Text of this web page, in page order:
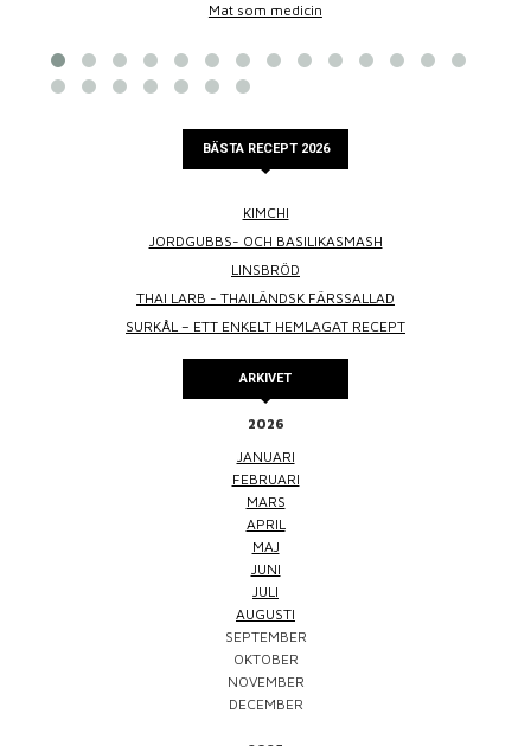
Mat som medicin
BÄSTA RECEPT 2026
KIMCHI
JORDGUBBS- OCH BASILIKASMASH
LINSBRÖD
THAI LARB - THAILÄNDSK FÄRSSALLAD
SURKÅL – ETT ENKELT HEMLAGAT RECEPT
ARKIVET
2026
JANUARI
FEBRUARI
MARS
APRIL
MAJ
JUNI
JULI
AUGUSTI
SEPTEMBER
OKTOBER
NOVEMBER
DECEMBER